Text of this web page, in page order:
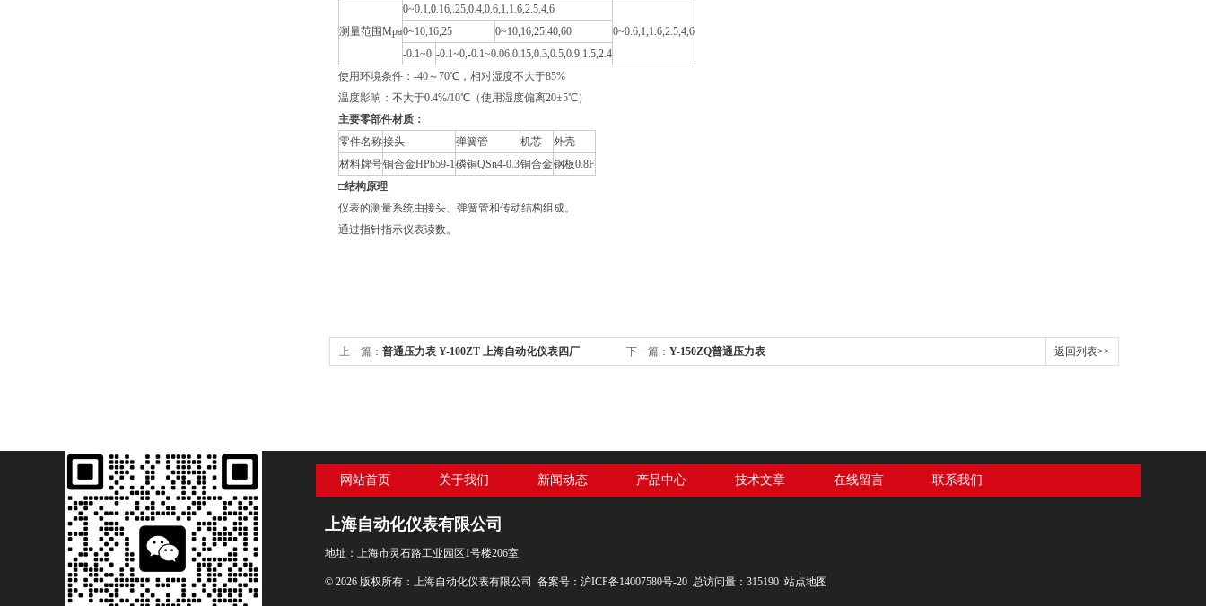
测量范围Mpa
0~0.1,0.16,.25,0.4,0.6,1,1.6,2.5,4,6
0~0.6,1,1.6,2.5,4,6
0~10,16,25
0~10,16,25,40,60
-0.1~0 -0.1~0,-0.1~0.06,0.15,0.3,0.5,0.9,1.5,2.4
使用环境条件：-40～70℃，相对湿度不大于85%
温度影响：不大于0.4%/10℃（使用湿度偏离20±5℃）
主要零部件材质：
零件名称接头 弹簧管 机芯
外壳
材料牌号铜合金HPb59-1磷铜QSn4-0.3铜合金钢板0.8F
□结构原理
仪表的测量系统由接头、弹簧管和传动结构组成。
通过指针指示仪表读数。
上一篇： 普通压力表 Y-100ZT 上海自动化仪表四厂 下一篇： Y-150ZQ普通压力表 返回列表>>
网站首页 关于我们 新闻动态 产品中心 技术文章 在线留言 联系我们
上海自动化仪表有限公司
地址：上海市灵石路工业园区1号楼206室
© 2026 版权所有：上海自动化仪表有限公司 备案号：沪ICP备14007580号-20 总访问量：315190 站点地图